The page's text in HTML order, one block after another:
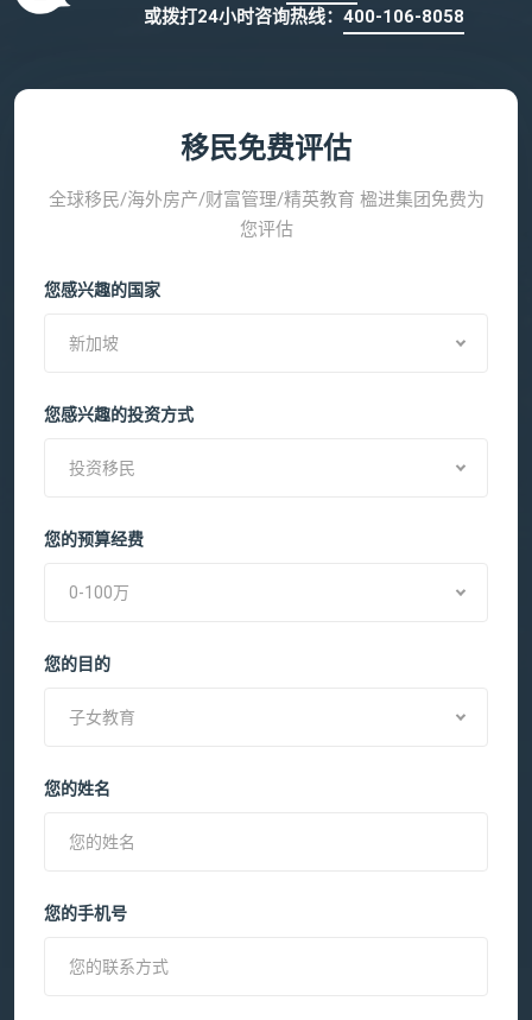
或拨打24小时咨询热线： 400-106-8058
移民免费评估
全球移民/海外房产/财富管理/精英教育 楹进集团免费为
您评估
您感兴趣的国家
新加坡
您感兴趣的投资方式
投资移民
您的预算经费
0-100万
您的目的
子女教育
您的姓名
您的手机号